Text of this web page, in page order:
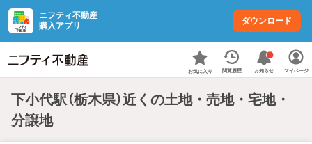
ニフティ不動産
購入アプリ
ダウンロード
お気に入り 閲覧履歴 お知らせ マイページ
下小代駅（栃木県）近くの土地・売地・宅地・
分譲地